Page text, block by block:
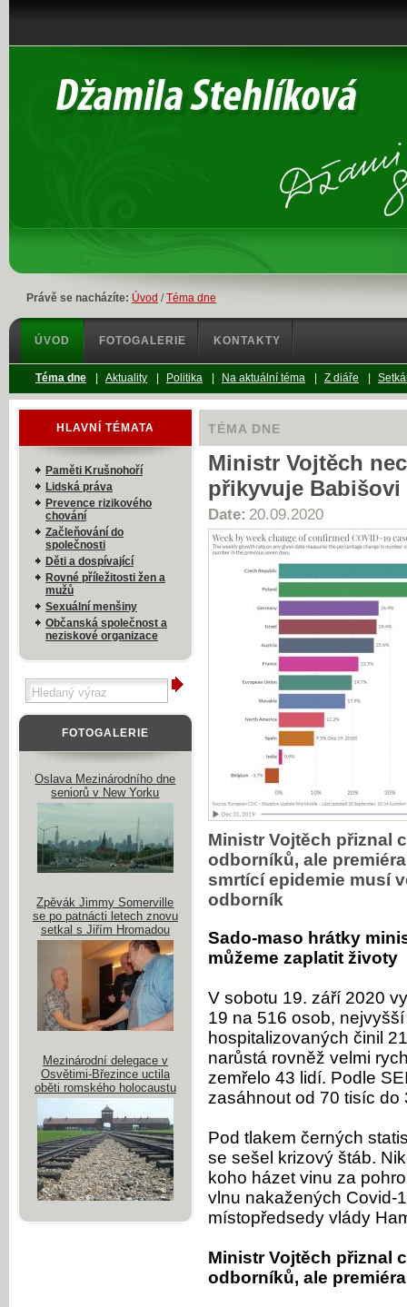
Právě se nacházíte: Úvod /Téma dne
TÉMA DNE
Ministr Vojtěch
přikyvuje Babišovi
Date: 20.09.2020
Ministr Vojtěch přiznal
odborníků, ale
smrtící epidemie musí
odborník
Sado-maso hrátky
můžeme zaplatit životy
V sobotu 19. září 2020
19 na 516 osob,
hospitalizovaných činil
narůstá rovněž velmi
zemřelo 43 lidí. Podle
zasáhnout od 70 tisíc do
Pod tlakem černých
se sešel krizový štáb.
koho házet vinu za
vlnu nakažených Covid-
místopředsedy vlády
Ministr Vojtěch přiznal
odborníků, ale premiéra
HLAVNÍ TÉMATA
Paměti Krušnohoří
Lidská práva
Prevence rizikového
chování
Začleňování do
společnosti
Děti a dospívající
Rovné příležitosti žen a
mužů
Sexuální menšiny
Občanská společnost a
neziskové organizace
FOTOGALERIE
Oslava Mezinárodního dne
seniorů v New Yorku
Zpěvák Jimmy Somerville
se po patnácti letech znovu
setkal s Jiřím Hromadou
Mezinárodní delegace v
Osvětimi-Březince uctila
oběti romského holocaustu
ÚVOD FOTOGALERIE KONTAKTY
Téma dne Aktuality Politika Na aktuální téma Z diáře